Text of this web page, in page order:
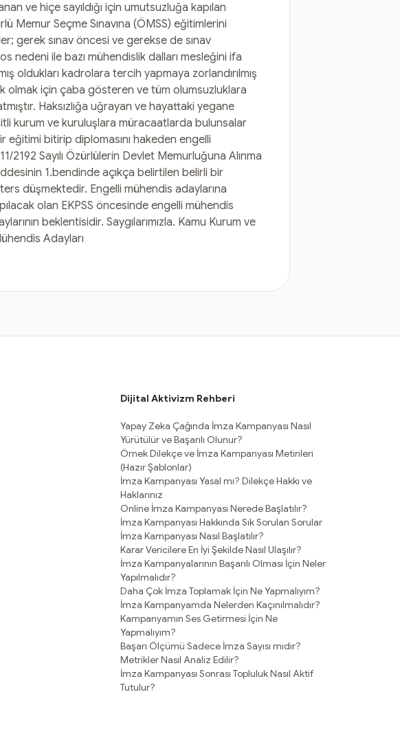
ve hiçe sayıldığı için umutsuzluğa kapılan
Memur Seçme Sınavına (ÖMSS) eğitimlerini
gerek sınav öncesi ve gerekse de sınav
nedeni ile bazı mühendislik dalları mesleğini ifa
oldukları kadrolara tercih yapmaya zorlandırılmış
olmak için çaba gösteren ve tüm olumsuzluklara
Haksızlığa uğrayan ve hayattaki yegane
kurum ve kuruluşlara müracaatlarda bulunsalar
eğitimi bitirip diplomasını hakeden engelli
Sayılı Özürlülerin Devlet Memurluğuna Alınma
1.bendinde açıkça belirtilen belirli bir
düşmektedir. Engelli mühendis adaylarına
olan EKPSS öncesinde engelli mühendis
beklentisidir. Saygılarımızla. Kamu Kurum ve
Adayları
Dijital Aktivizm Rehberi
Yapay Zeka Çağında İmza Kampanyası Nasıl
Yürütülür ve Başarılı Olunur?
Örnek Dilekçe ve İmza Kampanyası Metinleri
(Hazır Şablonlar)
İmza Kampanyası Yasal mı? Dilekçe Hakkı ve
Haklarınız
Online İmza Kampanyası Nerede Başlatılır?
İmza Kampanyası Hakkında Sık Sorulan Sorular
İmza Kampanyası Nasıl Başlatılır?
Karar Vericilere En İyi Şekilde Nasıl Ulaşılır?
İmza Kampanyalarının Başarılı Olması İçin Neler
Yapılmalıdır?
Daha Çok İmza Toplamak İçin Ne Yapmalıyım?
İmza Kampanyamda Nelerden Kaçınılmalıdır?
Kampanyamın Ses Getirmesi İçin Ne
Yapmalıyım?
Başarı Ölçümü Sadece İmza Sayısı mıdır?
Metrikler Nasıl Analiz Edilir?
İmza Kampanyası Sonrası Topluluk Nasıl Aktif
Tutulur?